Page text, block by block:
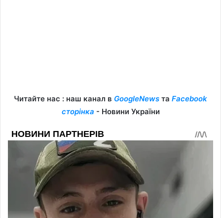
Читайте нас : наш канал в GoogleNews та Facebook
сторінка - Новини України